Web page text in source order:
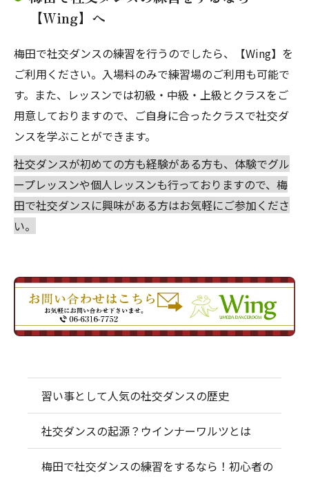
【Wing】へ
梅田で社交ダンスの練習を行うのでしたら、【Wing】を
ご利用ください。入場料のみで練習場のご利用も可能で
す。また、レッスンでは初級・中級・上級とクラスをご
用意しておりますので、ご自身に合ったクラスで社交ダ
ンスを学ぶことができます。
社交ダンスが初めての方も経験がある方も、体験でグル
ープレッスンや個人レッスンも行っておりますので、梅
田で社交ダンスに興味がある方はお気軽にご参加くださ
い。
習い事として人気の社交ダンスの歴史
社交ダンスの起源？ウインナーワルツとは
梅田で社交ダンスの練習をするなら！初心者の